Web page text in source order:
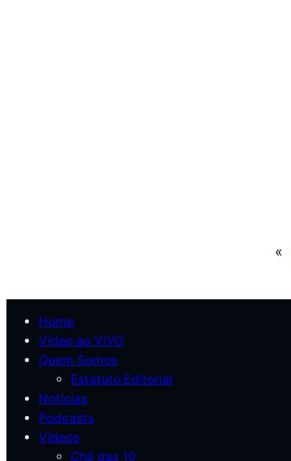
«
Home
Vídeo ao VIVO
Quem Somos
Estatuto Editorial
Notícias
Podcasts
Vídeos
Chá das 10